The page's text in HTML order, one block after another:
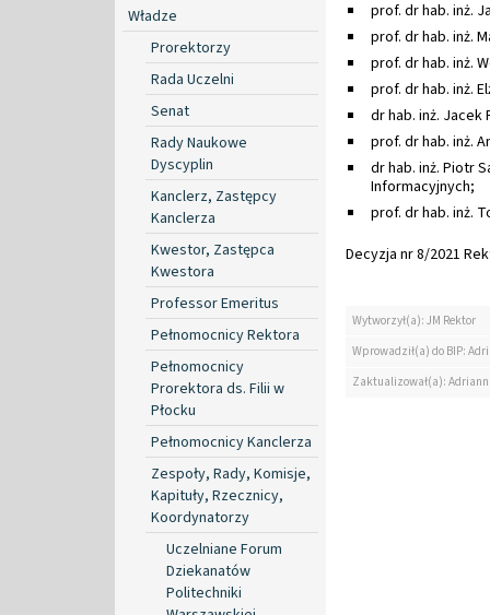
Władze
Prorektorzy
Rada Uczelni
Senat
Rady Naukowe
Dyscyplin
Kanclerz, Zastępcy
Kanclerza
Kwestor, Zastępca
Kwestora
Professor Emeritus
Pełnomocnicy Rektora
Pełnomocnicy
Prorektora ds. Filii w
Płocku
Pełnomocnicy Kanclerza
Zespoły, Rady, Komisje,
Kapituły, Rzecznicy,
Koordynatorzy
Uczelniane Forum
Dziekanatów
Politechniki
prof. dr hab. inż.
prof. dr hab. inż.
prof. dr hab. inż.
prof. dr hab. inż.
dr hab. inż. Jacek
prof. dr hab. inż.
dr hab. inż. Piotr
Informacyjnych;
prof. dr hab. inż.
Decyzja nr 8/2021
Wytworzył(a): JM Rektor
Wprowadził(a) do BIP:
Zaktualizował(a):